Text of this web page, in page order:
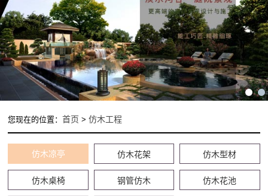
您现在的位置：首页 >仿木工程
仿木凉亭 仿木花架 仿木型材
仿木桌椅 钢管仿木 仿木花池